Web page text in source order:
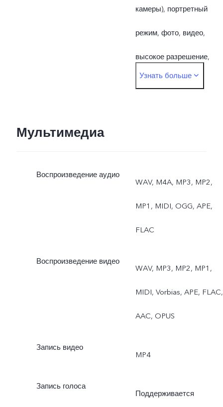
камеры), портретный
режим, фото, видео,
высокое разрешение,
панорамный режим,
Узнать больше
Мультимедиа
Воспроизведение аудио
WAV, M4A, MP3, MP2,
MP1, MIDI, OGG, APE,
FLAC
Воспроизведение видео
WAV, MP3, MP2, MP1,
MIDI, Vorbias, APE, FLAC,
AAC, OPUS
Запись видео
MP4
Запись голоса
Поддерживается